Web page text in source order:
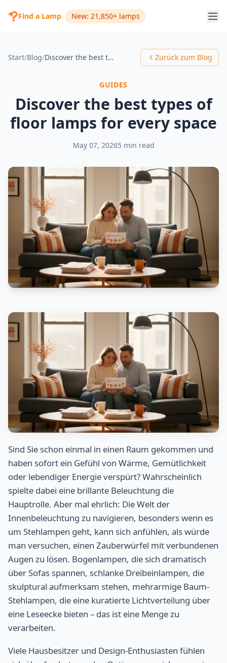
Find a Lamp New: 21,850+ lamps
Start/Blog/ Discover the best types of floor lamps for every space Zurück zum Blog
GUIDES
Discover the best types of
floor lamps for every space
May 07, 20265 min read
Sind Sie schon einmal in einen Raum gekommen und
haben sofort ein Gefühl von Wärme, Gemütlichkeit
oder lebendiger Energie verspürt? Wahrscheinlich
spielte dabei eine brillante Beleuchtung die
Hauptrolle. Aber mal ehrlich: Die Welt der
Innenbeleuchtung zu navigieren, besonders wenn es
um Stehlampen geht, kann sich anfühlen, als würde
man versuchen, einen Zauberwürfel mit verbundenen
Augen zu lösen. Bogenlampen, die sich dramatisch
über Sofas spannen, schlanke Dreibeinlampen, die
skulptural aufmerksam stehen, mehrarmige Baum-
Stehlampen, die eine kuratierte Lichtverteilung über
eine Leseecke bieten – das ist eine Menge zu
verarbeiten.
Viele Hausbesitzer und Design-Enthusiasten fühlen